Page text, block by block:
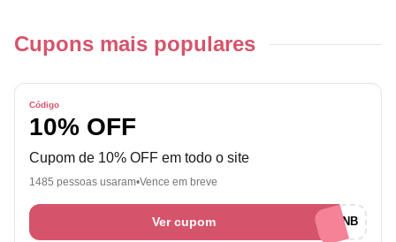
Cupons mais populares
Código
10% OFF
Cupom de 10% OFF em todo o site
1485 pessoas usaram Vence em breve
Ver cupom BOASVINDASNB